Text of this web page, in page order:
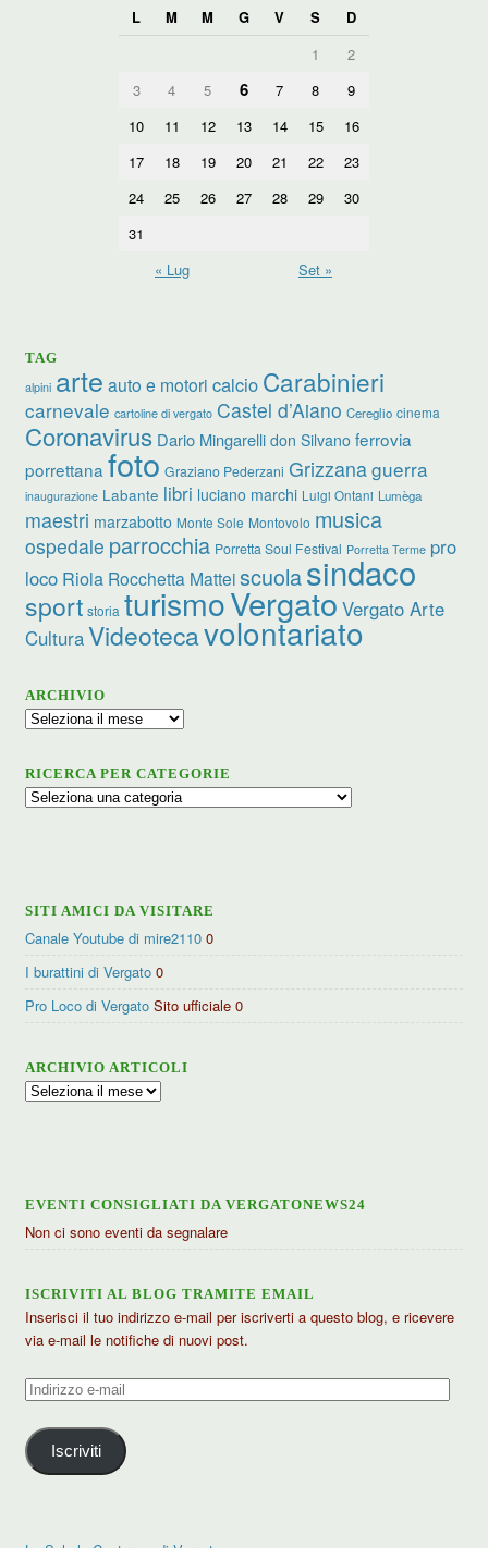
L
M M G V S
D
1
2
3
4 5 6 7 8
9
10
11 12 13 14 15
16
17
18 19 20 21 22
23
24
25 26 27 28 29
30
31
« Lug
Set »
TAG
alpini arte auto e motori calcio Carabinieri
carnevale cartoline di vergato Castel d’Aiano Cereglio cinema
Coronavirus Dario Mingarelli don Silvano ferrovia
porrettana foto Graziano Pederzani Grizzanaguerra
inaugurazione Labante libri luciano marchi Luigi Ontani Lumèga
maestri marzabotto Monte Sole Montovolo musica
ospedale parrocchia Porretta Soul Festival Porretta Terme pro
loco Riola Rocchetta Matteiscuolasindaco
sport storia turismoVergato Vergato Arte
CulturaVideotecavolontariato
ARCHIVIO
Archivio
RICERCA PER CATEGORIE
Ricerca
SITI AMICI DA VISITARE
Canale Youtube di mire2110 0
I burattini di Vergato 0
Pro Loco di Vergato Sito ufficiale 0
ARCHIVIO ARTICOLI
Archivio
EVENTI CONSIGLIATI DA VERGATONEWS24
Non ci sono eventi da segnalare
ISCRIVITI AL BLOG TRAMITE EMAIL
Inserisci il tuo indirizzo e-mail per iscriverti a questo blog, e ricevere
via e-mail le notifiche di nuovi post.
Indirizzo
mail
Iscriviti